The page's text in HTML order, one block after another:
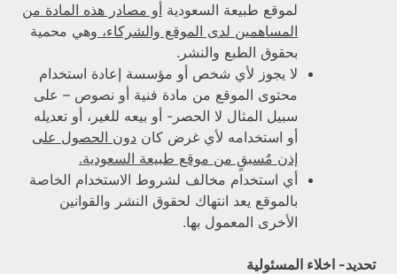
لموقع طبيعة السعودية أو مصادر هذه المادة من
المساهمين لدى الموقع والشركاء، وهي محمية
بحقوق الطبع والنشر.
لا يجوز لأي شخص أو مؤسسة إعادة استخدام
محتوى الموقع من مادة فنية أو نصوص – على
سبيل المثال لا الحصر- أو بيعه للغير، أو تعديله
أو استخدامه لأي غرض كان دون الحصول على
إذن مٌسبقٍ من موقع طبيعة السعودية.
أي استخدام مخالف لشروط الاستخدام الخاصة
بالموقع يعد انتهاك لحقوق النشر والقوانين
الأخرى المعمول بها.
تحديد- اخلاء المسئولية